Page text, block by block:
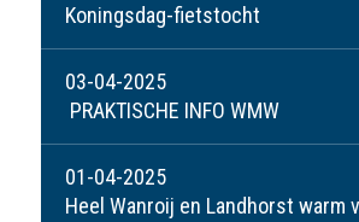
Koningsdag-fietstocht
03-04-2025
PRAKTISCHE INFO WMW
01-04-2025
Heel Wanroij en Landhorst warm voor het Wanroijs